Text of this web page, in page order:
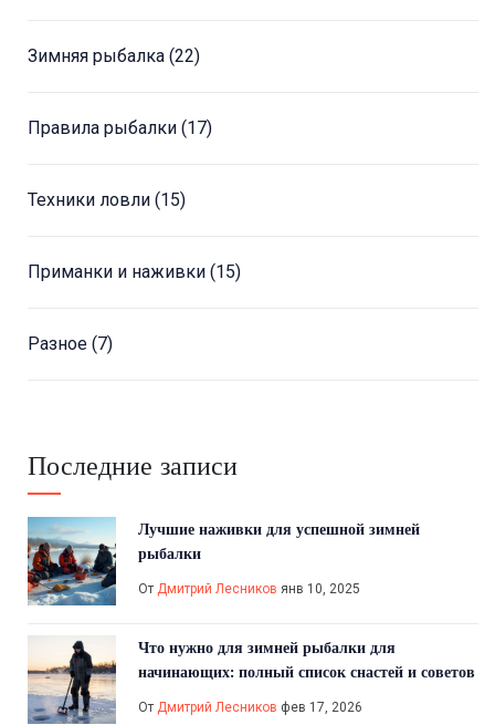
Зимняя рыбалка (22)
Правила рыбалки (17)
Техники ловли (15)
Приманки и наживки (15)
Разное (7)
Последние записи
Лучшие наживки для успешной зимней
рыбалки
От Дмитрий Лесников янв 10, 2025
Что нужно для зимней рыбалки для
начинающих: полный список снастей и советов
От Дмитрий Лесников фев 17, 2026